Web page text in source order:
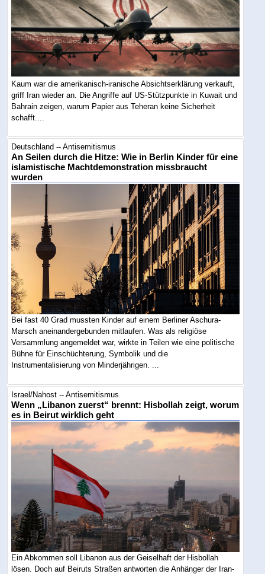
Kaum war die amerikanisch-iranische Absichtserklärung verkauft,
griff Iran wieder an. Die Angriffe auf US-Stützpunkte in Kuwait und
Bahrain zeigen, warum Papier aus Teheran keine Sicherheit
schafft....
Deutschland -- Antisemitismus
An Seilen durch die Hitze: Wie in Berlin Kinder für eine
islamistische Machtdemonstration missbraucht
wurden
Bei fast 40 Grad mussten Kinder auf einem Berliner Aschura-
Marsch aneinandergebunden mitlaufen. Was als religiöse
Versammlung angemeldet war, wirkte in Teilen wie eine politische
Bühne für Einschüchterung, Symbolik und die
Instrumentalisierung von Minderjährigen. ...
Israel/Nahost -- Antisemitismus
Wenn „Libanon zuerst“ brennt: Hisbollah zeigt, worum
es in Beirut wirklich geht
Ein Abkommen soll Libanon aus der Geiselhaft der Hisbollah
lösen. Doch auf Beiruts Straßen antworten die Anhänger der Iran-